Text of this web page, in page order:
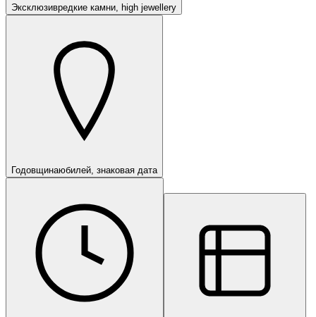
Эксклюзивредкие камни, high jewellery
Годовщинаюбилей, знаковая дата